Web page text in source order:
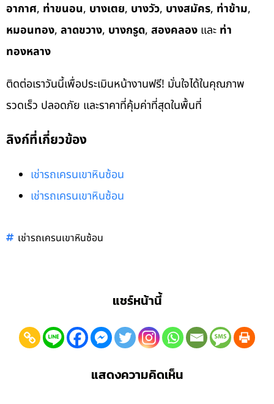
อากาศ, ท่าขนอน, บางเตย, บางวัว, บางสมัคร, ท่าข้าม,
หมอนทอง, ลาดขวาง, บางกรูด, สองคลอง และ ท่า
ทองหลาง
ติดต่อเราวันนี้เพื่อประเมินหน้างานฟรี! มั่นใจได้ในคุณภาพ
รวดเร็ว ปลอดภัย และราคาที่คุ้มค่าที่สุดในพื้นที่
ลิงก์ที่เกี่ยวข้อง
เช่ารถเครนเขาหินซ้อน
เช่ารถเครนเขาหินซ้อน
เช่ารถเครนเขาหินซ้อน
แชร์หน้านี้
แสดงความคิดเห็น